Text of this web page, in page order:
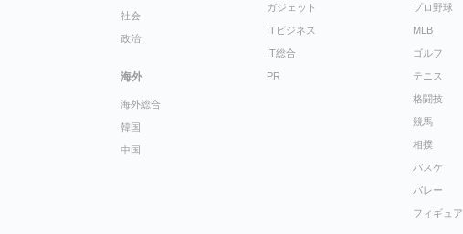
社会
政治
海外
海外総合
韓国
中国
ガジェット
ITビジネス
IT総合
PR
プロ野球
MLB
ゴルフ
テニス
格闘技
競馬
相撲
バスケ
バレー
フィギュア